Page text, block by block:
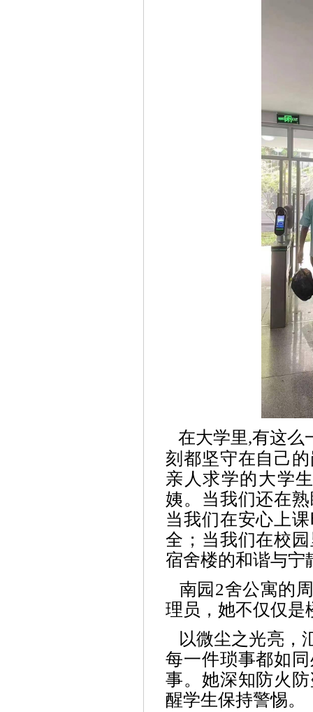
在大学里,有这么
刻都坚守在自己
亲人求学的大学
姨。当我们还在
当我们在安心上
全；当我们在校
宿舍楼的和谐与宁
南园 2舍公寓的
理员，她不仅仅是
以微尘之光亮，
每一件琐事都如
事。她深知防火
醒学生保持警惕。